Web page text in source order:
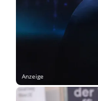
Anzeige